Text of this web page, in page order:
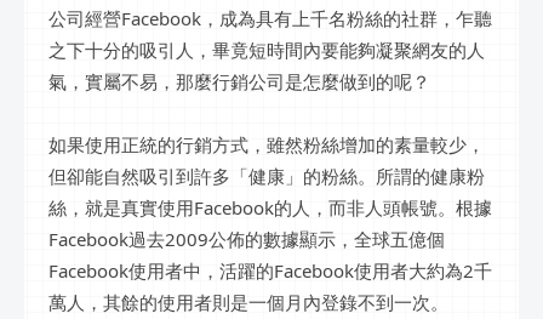
公司經營Facebook，成為具有上千名粉絲的社群，乍聽
之下十分的吸引人，畢竟短時間內要能夠凝聚網友的人
氣，實屬不易，那麼行銷公司是怎麼做到的呢？
如果使用正統的行銷方式，雖然粉絲增加的素量較少，
但卻能自然吸引到許多「健康」的粉絲。所謂的健康粉
絲，就是真實使用Facebook的人，而非人頭帳號。根據
Facebook過去2009公佈的數據顯示，全球五億個
Facebook使用者中，活躍的Facebook使用者大約為2千
萬人，其餘的使用者則是一個月內登錄不到一次。